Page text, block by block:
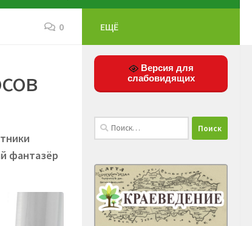
0
фантазёр
ЕЩЁ
Версия для
слабовидящих
Найти: